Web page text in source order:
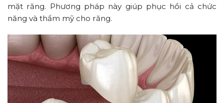
mặt răng. Phương pháp này giúp phục hồi cả chức
năng và thẩm mỹ cho răng.